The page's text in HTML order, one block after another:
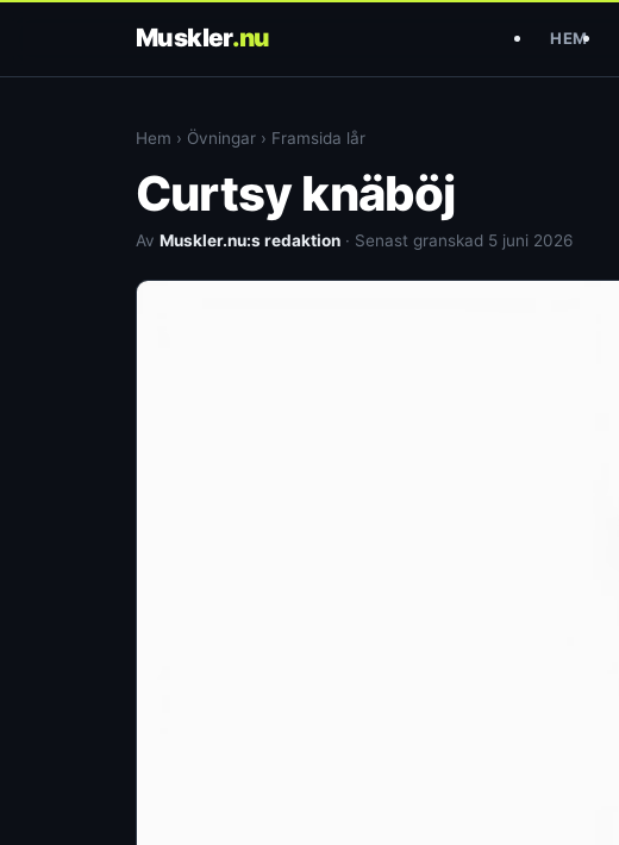
Muskler.nu HEM
Hem › Övningar › Framsida lår
Curtsy knäböj
Av Muskler.nu:s redaktion · Senast granskad 5 juni 2026